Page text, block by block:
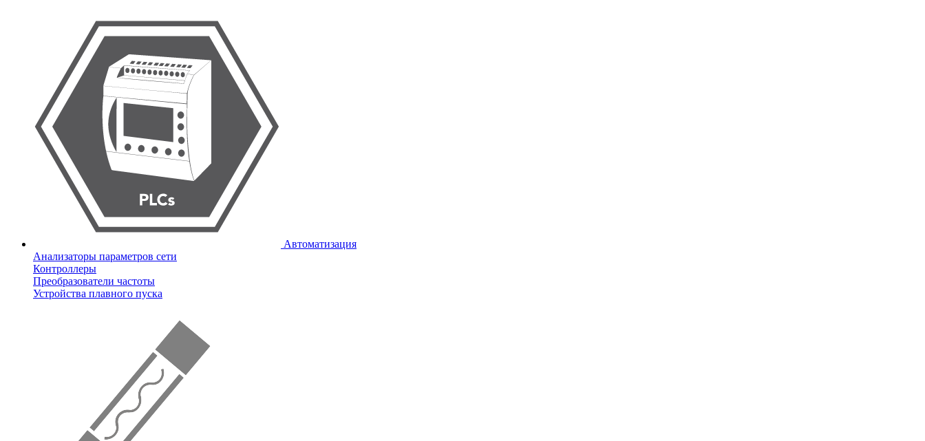
Автоматизация
Анализаторы параметров сети
Контроллеры
Преобразователи частоты
Устройства плавного пуска